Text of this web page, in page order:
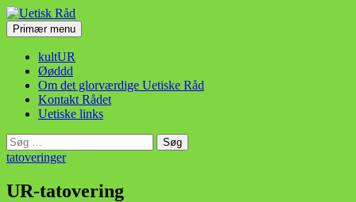
Hop
til
indhold
Uetisk Råd
SøgPrimær menu
kultUR
Øøddd
Om det glorværdige Uetiske Råd
Kontakt Rådet
Uetiske links
Søg
efter:
tatoveringer
UR-tatovering